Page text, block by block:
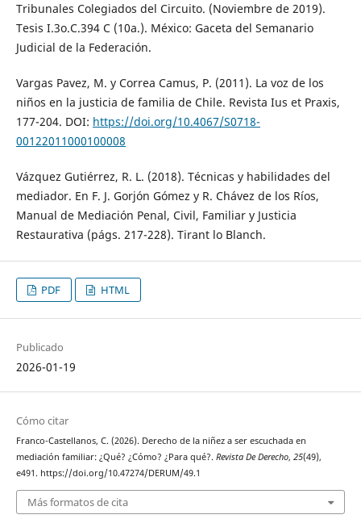
Tribunales Colegiados del Circuito. (Noviembre de 2019).
Tesis I.3o.C.394 C (10a.). México: Gaceta del Semanario
Judicial de la Federación.
Vargas Pavez, M. y Correa Camus, P. (2011). La voz de los
niños en la justicia de familia de Chile. Revista Ius et Praxis,
177-204. DOI: https://doi.org/10.4067/S0718-
00122011000100008
Vázquez Gutiérrez, R. L. (2018). Técnicas y habilidades del
mediador. En F. J. Gorjón Gómez y R. Chávez de los Ríos,
Manual de Mediación Penal, Civil, Familiar y Justicia
Restaurativa (págs. 217-228). Tirant lo Blanch.
PDF HTML
Publicado
2026-01-19
Cómo citar
Franco-Castellanos, C. (2026). Derecho de la niñez a ser escuchada en
mediación familiar: ¿Qué? ¿Cómo? ¿Para qué?. Revista De Derecho, 25(49),
e491. https://doi.org/10.47274/DERUM/49.1
Más formatos de cita